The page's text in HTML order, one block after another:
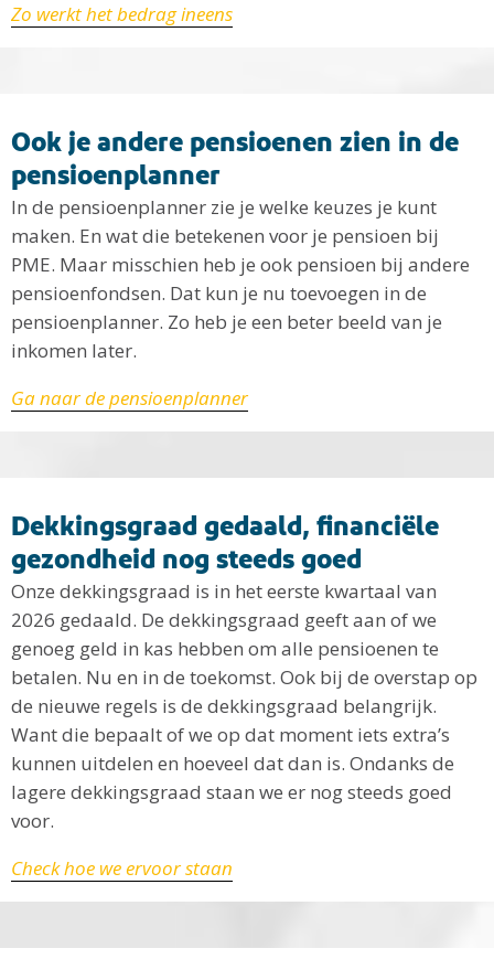
Zo werkt het bedrag ineens
Ook je andere pensioenen zien in de
pensioenplanner
In de pensioenplanner zie je welke keuzes je kunt
maken. En wat die betekenen voor je pensioen bij
PME. Maar misschien heb je ook pensioen bij andere
pensioenfondsen. Dat kun je nu toevoegen in de
pensioenplanner. Zo heb je een beter beeld van je
inkomen later.
Ga naar de pensioenplanner
Dekkingsgraad gedaald, financiële
gezondheid nog steeds goed
Onze dekkingsgraad is in het eerste kwartaal van
2026 gedaald. De dekkingsgraad geeft aan of we
genoeg geld in kas hebben om alle pensioenen te
betalen. Nu en in de toekomst. Ook bij de overstap op
de nieuwe regels is de dekkingsgraad belangrijk.
Want die bepaalt of we op dat moment iets extra’s
kunnen uitdelen en hoeveel dat dan is. Ondanks de
lagere dekkingsgraad staan we er nog steeds goed
voor.
Check hoe we ervoor staan